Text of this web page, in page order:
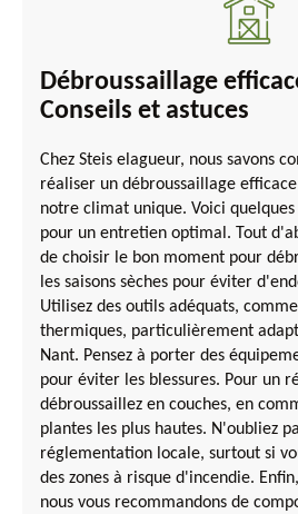
Débroussaillage
Conseils et astuces
Chez Steis elagueur, nous savons
réaliser un débroussaillage
notre climat unique. Voici quelques
pour un entretien optimal. Tout
de choisir le bon moment pour
les saisons sèches pour éviter
Utilisez des outils adéquats,
thermiques, particulièrement
Nant. Pensez à porter des
pour éviter les blessures. Pour un
débroussaillez en couches, en
plantes les plus hautes. N'oubliez
réglementation locale, surtout si
des zones à risque d'incendie.
nous vous recommandons de